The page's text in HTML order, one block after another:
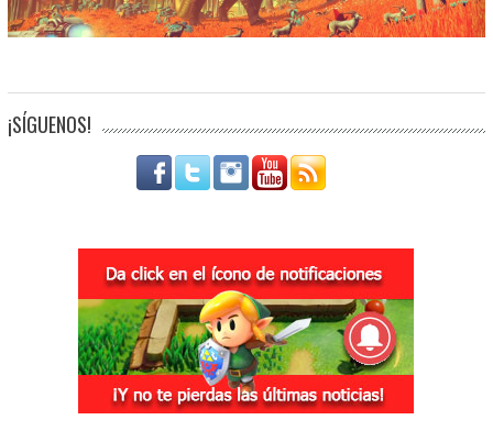
¡SÍGUENOS!